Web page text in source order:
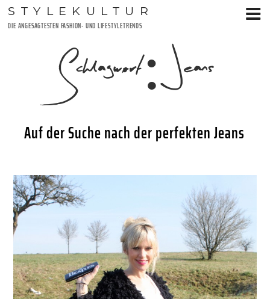
Zum
Inhalt
STYLEKULTUR
DIE ANGESAGTESTEN FASHION- UND LIFESTYLETRENDS
Schlagwort:Jeans
VERÖFFENTLICHT
AM
10. MÄRZ 2016
Auf der Suche nach der perfekten Jeans